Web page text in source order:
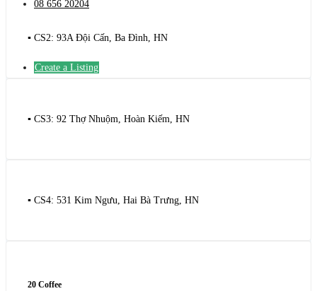
08 656 20204
Create a Listing
▪️ CS2: 93A Đội Cấn, Ba Đình, HN
▪️ CS3: 92 Thợ Nhuộm, Hoàn Kiếm, HN
▪️ CS4: 531 Kim Ngưu, Hai Bà Trưng, HN
20 Coffee